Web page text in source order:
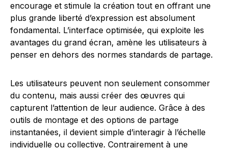
encourage et stimule la création tout en offrant une
plus grande liberté d’expression est absolument
fondamental. L’interface optimisée, qui exploite les
avantages du grand écran, amène les utilisateurs à
penser en dehors des normes standards de partage.
Les utilisateurs peuvent non seulement consommer
du contenu, mais aussi créer des œuvres qui
capturent l’attention de leur audience. Grâce à des
outils de montage et des options de partage
instantanées, il devient simple d’interagir à l’échelle
individuelle ou collective. Contrairement à une